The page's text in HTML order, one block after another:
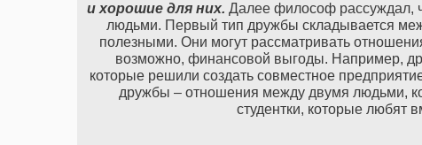
и хорошие для них. Далее философ рассуждал,
людьми. Первый тип дружбы складывается
полезными. Они могут рассматривать
возможно, финансовой выгоды. Например,
которые решили создать совместное
дружбы – отношения между двумя людьми,
студентки, которые любят